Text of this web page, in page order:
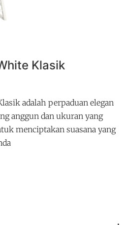
Klasik
adalah perpaduan elegan
anggun dan ukuran yang
menciptakan suasana yang